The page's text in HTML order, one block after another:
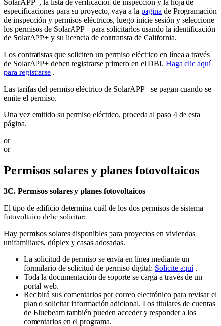
SolarAPP+, la lista de verificación de inspección y la hoja de
especificaciones para su proyecto, vaya a la página de Programación
de inspección y permisos eléctricos, luego inicie sesión y seleccione
los permisos de SolarAPP+ para solicitarlos usando la identificación
de SolarAPP+ y su licencia de contratista de California.
Los contratistas que soliciten un permiso eléctrico en línea a través
de SolarAPP+ deben registrarse primero en el DBI. Haga clic aquí
para registrarse .
Las tarifas del permiso eléctrico de SolarAPP+ se pagan cuando se
emite el permiso.
Una vez emitido su permiso eléctrico, proceda al paso 4 de esta
página.
or
or
Permisos solares y planes fotovoltaicos
3C. Permisos solares y planes fotovoltaicos
El tipo de edificio determina cuál de los dos permisos de sistema
fotovoltaico debe solicitar:
Hay permisos solares disponibles para proyectos en viviendas
unifamiliares, dúplex y casas adosadas.
La solicitud de permiso se envía en línea mediante un
formulario de solicitud de permiso digital: Solicite aquí.
Toda la documentación de soporte se carga a través de un
portal web.
Recibirá sus comentarios por correo electrónico para revisar el
plan o solicitar información adicional. Los titulares de cuentas
de Bluebeam también pueden acceder y responder a los
comentarios en el programa.